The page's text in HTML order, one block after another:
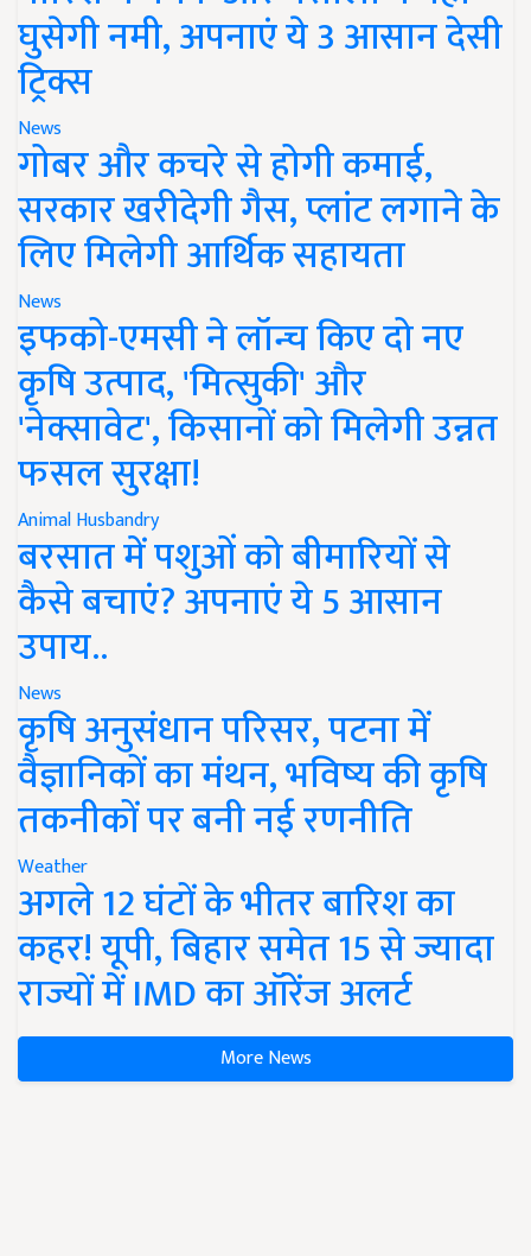
घुसेगी नमी, अपनाएं ये 3 आसान देसी
ट्रिक्स
News
गोबर और कचरे से होगी कमाई,
सरकार खरीदेगी गैस, प्लांट लगाने के
लिए मिलेगी आर्थिक सहायता
News
इफको-एमसी ने लॉन्च किए दो नए
कृषि उत्पाद, 'मित्सुकी' और
'नेक्सावेट', किसानों को मिलेगी उन्नत
फसल सुरक्षा!
Animal Husbandry
बरसात में पशुओं को बीमारियों से
कैसे बचाएं? अपनाएं ये 5 आसान
उपाय..
News
कृषि अनुसंधान परिसर, पटना में
वैज्ञानिकों का मंथन, भविष्य की कृषि
तकनीकों पर बनी नई रणनीति
Weather
अगले 12 घंटों के भीतर बारिश का
कहर! यूपी, बिहार समेत 15 से ज्यादा
राज्यों में IMD का ऑरेंज अलर्ट
More News